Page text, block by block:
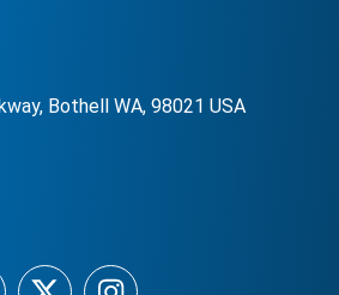
Bothell WA, 98021 USA